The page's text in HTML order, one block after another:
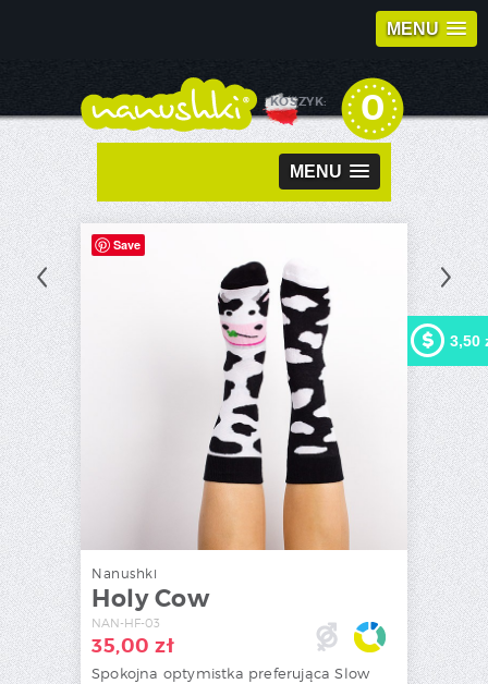
MENU
KOSZYK: 0
MENU
Save
Nanushki
Holy Cow
NAN-HF-03
35,00 zł
Spokojna optymistka preferująca Slow
3,50
Kupując ten produkt możesz
otrzymać
3,50 zł
w naszym
programie lojalnościowym.
Twój koszyk wyniesie
zł, które będzie można
zamienić na kupon
rabatowy.